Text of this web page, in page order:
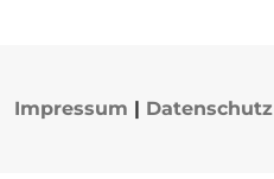
Impressum | Datenschutz